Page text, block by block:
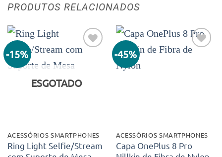
PRODUTOS RELACIONADOS
-15%
aos meus
ESGOTADO
ACESSÓRIOS SMARTPHONES
Ring Light Selfie/Stream
-45%
ACESSÓRIOS SMARTPHONES
Capa OnePlus 8 Pro